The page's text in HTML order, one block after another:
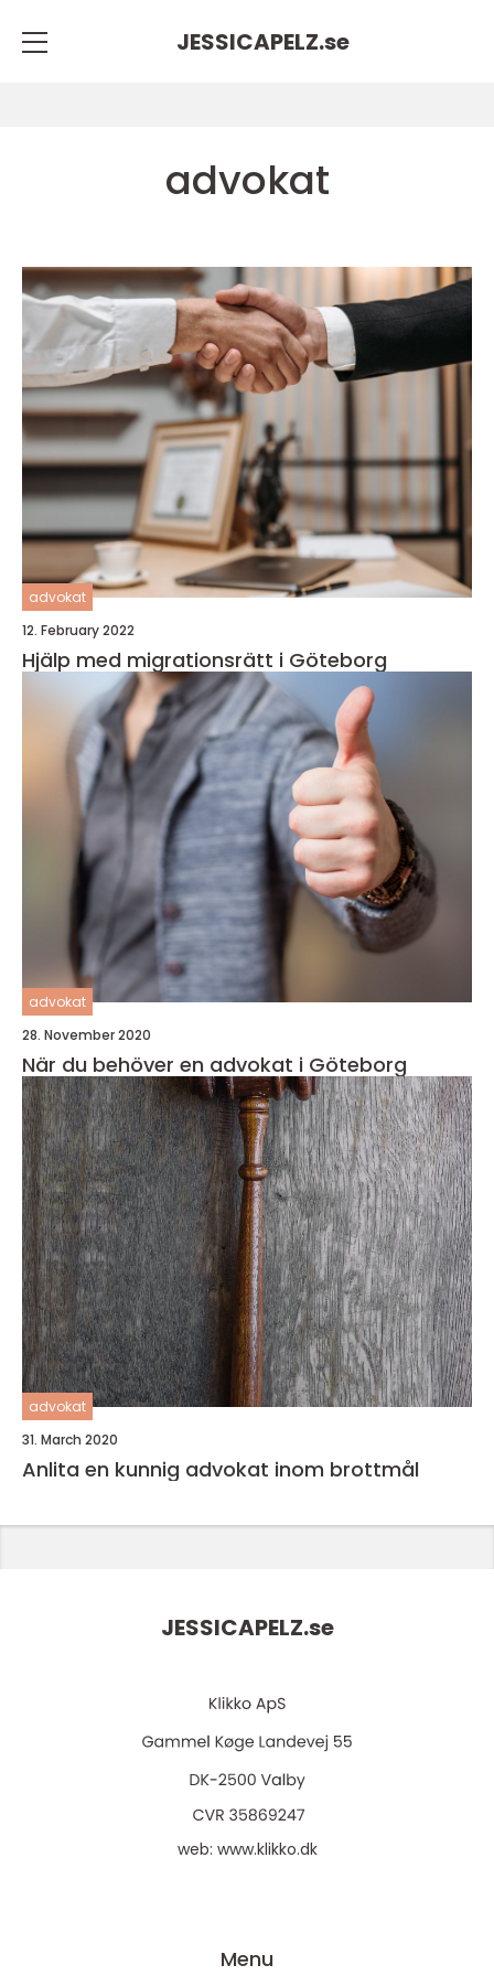
JESSICAPELZ.se
advokat
advokat
12. February 2022
Hjälp med migrationsrätt i Göteborg
advokat
28. November 2020
När du behöver en advokat i Göteborg
advokat
31. March 2020
Anlita en kunnig advokat inom brottmål
JESSICAPELZ.se
web: www.klikko.dk
Menu